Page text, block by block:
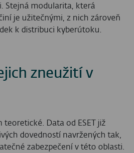
Stejná modularita, která
je užitečnými, z nich zároveň
k distribuci kyberútoku.
zneužití v
Data od ESET již
dovedností navržených tak,
zabezpečení v této oblasti.